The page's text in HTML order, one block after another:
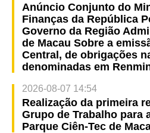
Anúncio Conjunto do
Finanças da República
Governo da Região
de Macau Sobre a
Central, de obrigações
denominadas em
2026-08-07 14:54
Realização da primeira
Grupo de Trabalho para
Parque Ciên-Tec de